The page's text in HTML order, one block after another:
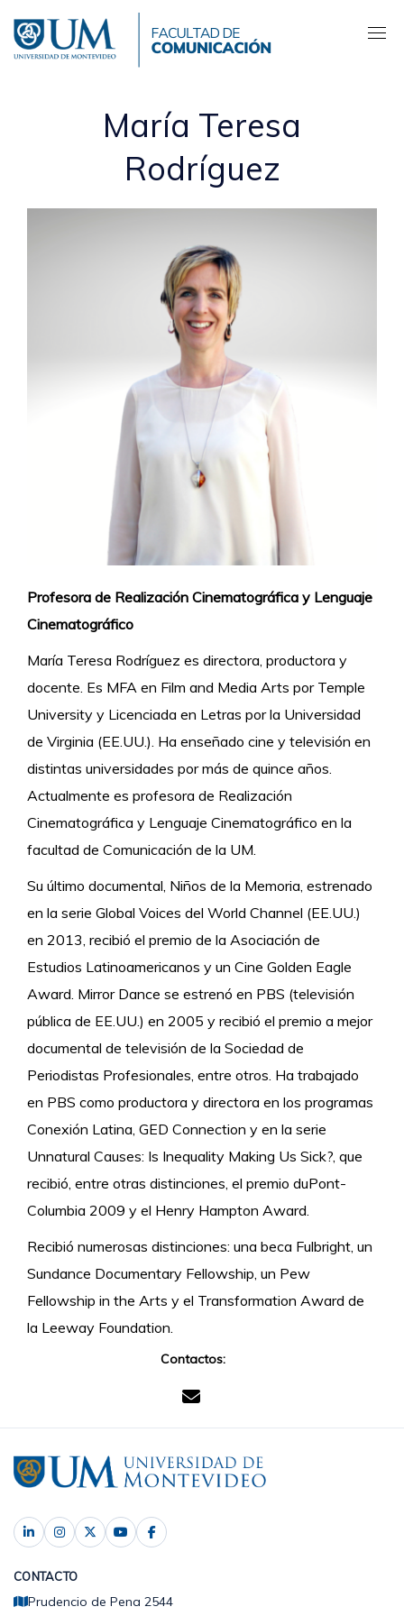
contenido
principal
María Teresa
Rodríguez
Profesora de Realización Cinematográfica y Lenguaje
Cinematográfico
María Teresa Rodríguez es directora, productora y
docente. Es MFA en Film and Media Arts por Temple
University y Licenciada en Letras por la Universidad
de Virginia (EE.UU.). Ha enseñado cine y televisión en
distintas universidades por más de quince años.
Actualmente es profesora de Realización
Cinematográfica y Lenguaje Cinematográfico en la
facultad de Comunicación de la UM.
Su último documental, Niños de la Memoria, estrenado
en la serie Global Voices del World Channel (EE.UU.)
en 2013, recibió el premio de la Asociación de
Estudios Latinoamericanos y un Cine Golden Eagle
Award. Mirror Dance se estrenó en PBS (televisión
pública de EE.UU.) en 2005 y recibió el premio a mejor
documental de televisión de la Sociedad de
Periodistas Profesionales, entre otros. Ha trabajado
en PBS como productora y directora en los programas
Conexión Latina, GED Connection y en la serie
Unnatural Causes: Is Inequality Making Us Sick?, que
recibió, entre otras distinciones, el premio duPont-
Columbia 2009 y el Henry Hampton Award.
Recibió numerosas distinciones: una beca Fulbright, un
Sundance Documentary Fellowship, un Pew
Fellowship in the Arts y el Transformation Award de
la Leeway Foundation.
Contactos:
CONTACTO
Prudencio de Pena 2544